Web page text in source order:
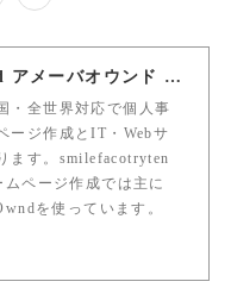
札幌 AmebaOwnd アメーバオウンド 加藤敦志
・全世界対応で個人事
ージ作成とIT・Webサ
ます。smilefacotryten
ページ作成では主に
を使っています。